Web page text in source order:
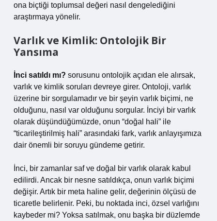
ona biçtiği toplumsal değeri nasıl dengelediğini
araştırmaya yönelir.
Varlık ve Kimlik: Ontolojik Bir
Yansıma
İnci satıldı mı? sorusunu ontolojik açıdan ele alırsak,
varlık ve kimlik soruları devreye girer. Ontoloji, varlık
üzerine bir sorgulamadır ve bir şeyin varlık biçimi, ne
olduğunu, nasıl var olduğunu sorgular. İnciyi bir varlık
olarak düşündüğümüzde, onun “doğal hali” ile
“ticarileştirilmiş hali” arasındaki fark, varlık anlayışımıza
dair önemli bir soruyu gündeme getirir.
İnci, bir zamanlar saf ve doğal bir varlık olarak kabul
edilirdi. Ancak bir nesne satıldıkça, onun varlık biçimi
değişir. Artık bir meta haline gelir, değerinin ölçüsü de
ticaretle belirlenir. Peki, bu noktada inci, özsel varlığını
kaybeder mi? Yoksa satılmak, onu başka bir düzlemde